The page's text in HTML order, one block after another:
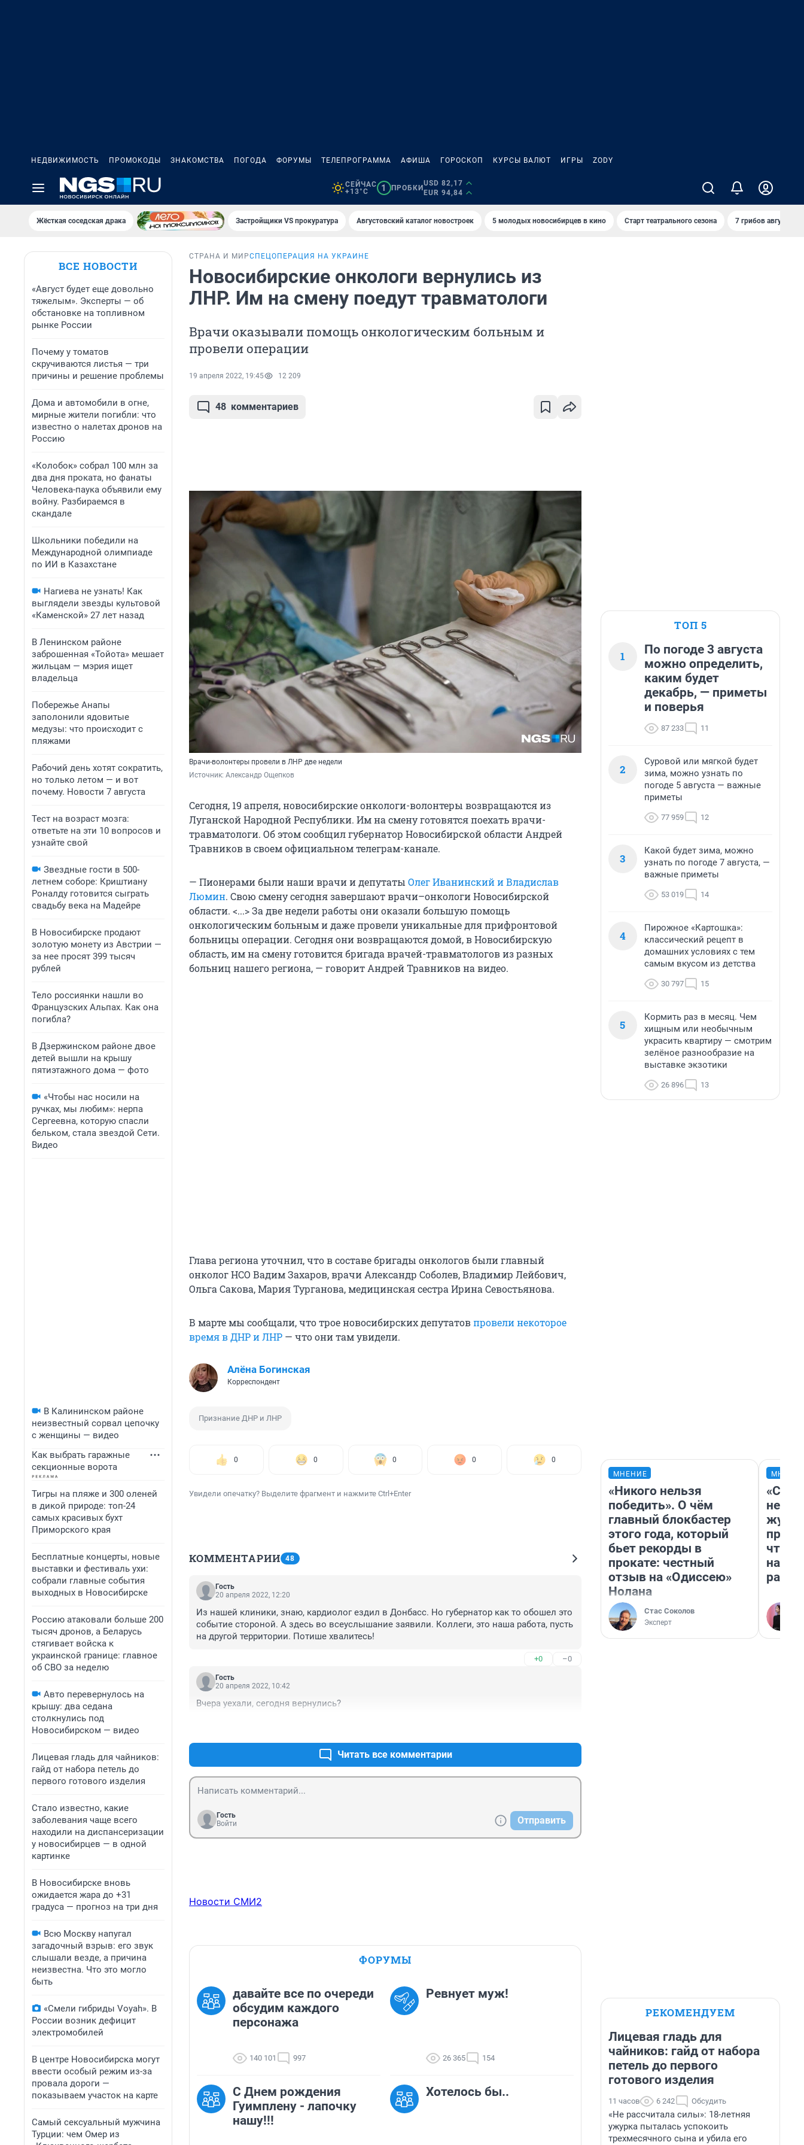
НЕДВИЖИМОСТЬ ПРОМОКОДЫ ЗНАКОМСТВА ПОГОДА ФОРУМЫ ТЕЛЕПРОГРАММА АФИША ГОРОСКОП КУРСЫ ВАЛЮТ ИГРЫ ZODY
СЕЙЧАС
+13°C
1 ПРОБКИ
USD 82,17
EUR 94,84
Жёсткая соседская драка Застройщики VS прокуратура Августовский каталог новостроек 5 молодых новосибирцев в кино Старт театрального сезона 7 грибов августа
ВСЕ НОВОСТИ
«Август будет еще довольно
тяжелым». Эксперты — об
обстановке на топливном
рынке России
Почему у томатов
скручиваются листья — три
причины и решение проблемы
Дома и автомобили в огне,
мирные жители погибли: что
известно о налетах дронов на
Россию
«Колобок» собрал 100 млн за
два дня проката, но фанаты
Человека-паука объявили ему
войну. Разбираемся в
скандале
Школьники победили на
Международной олимпиаде
по ИИ в Казахстане
Нагиева не узнать! Как
выглядели звезды культовой
«Каменской» 27 лет назад
В Ленинском районе
заброшенная «Тойота» мешает
жильцам — мэрия ищет
владельца
Побережье Анапы
заполонили ядовитые
медузы: что происходит с
пляжами
Рабочий день хотят сократить,
но только летом — и вот
почему. Новости 7 августа
Тест на возраст мозга:
ответьте на эти 10 вопросов и
узнайте свой
Звездные гости в 500-
летнем соборе: Криштиану
Роналду готовится сыграть
свадьбу века на Мадейре
В Новосибирске продают
золотую монету из Австрии —
за нее просят 399 тысяч
рублей
Тело россиянки нашли во
Французских Альпах. Как она
погибла?
В Дзержинском районе двое
детей вышли на крышу
пятиэтажного дома — фото
«Чтобы нас носили на
ручках, мы любим»: нерпа
Сергеевна, которую спасли
бельком, стала звездой Сети.
Видео
В Калининском районе
неизвестный сорвал цепочку
с женщины — видео
Как выбрать гаражные
секционные ворота
Тигры на пляже и 300 оленей
в дикой природе: топ-24
самых красивых бухт
Приморского края
Бесплатные концерты, новые
выставки и фестиваль ухи:
собрали главные события
выходных в Новосибирске
Россию атаковали больше 200
тысяч дронов, а Беларусь
стягивает войска к
украинской границе: главное
об СВО за неделю
Авто перевернулось на
крышу: два седана
столкнулись под
Новосибирском — видео
Лицевая гладь для чайников:
гайд от набора петель до
первого готового изделия
Стало известно, какие
заболевания чаще всего
находили на диспансеризации
у новосибирцев — в одной
картинке
В Новосибирске вновь
ожидается жара до +31
градуса — прогноз на три дня
Всю Москву напугал
загадочный взрыв: его звук
слышали везде, а причина
неизвестна. Что это могло
быть
«Смели гибриды Voyah». В
России возник дефицит
электромобилей
В центре Новосибирска могут
ввести особый режим из-за
провала дороги —
показываем участок на карте
Самый сексуальный мужчина
Турции: чем Омер из
СТРАНА И МИРСПЕЦОПЕРАЦИЯ НА УКРАИНЕ
Новосибирские онкологи вернулись из
ЛНР. Им на смену поедут травматологи
Врачи оказывали помощь онкологическим больным и
провели операции
19 апреля 2022, 19:45 12 209
48 комментариев
Врачи-волонтеры провели в ЛНР две недели
Источник: Александр Ощепков
Сегодня, 19 апреля, новосибирские онкологи-волонтеры возвращаются из
Луганской Народной Республики. Им на смену готовятся поехать врачи-
травматологи. Об этом сообщил губернатор Новосибирской области Андрей
Травников в своем официальном телеграм-канале.
— Пионерами были наши врачи и депутаты Олег Иванинский и Владислав
Люмин. Свою смену сегодня завершают врачи–онкологи Новосибирской
области. <...> За две недели работы они оказали большую помощь
онкологическим больным и даже провели уникальные для прифронтовой
больницы операции. Сегодня они возвращаются домой, в Новосибирскую
область, им на смену готовится бригада врачей-травматологов из разных
больниц нашего региона, — говорит Андрей Травников на видео.
Глава региона уточнил, что в составе бригады онкологов были главный
онколог НСО Вадим Захаров, врачи Александр Соболев, Владимир Лейбович,
Ольга Сакова, Мария Турганова, медицинская сестра Ирина Севостьянова.
В марте мы сообщали, что трое новосибирских депутатовпровели некоторое
время в ДНР и ЛНР — что они там увидели.
Алёна Богинская
Корреспондент
Признание ДНР и ЛНР
0 0 0 0 0
Увидели опечатку? Выделите фрагмент и нажмите Ctrl+Enter
КОММЕНТАРИИ 48
Гость
20 апреля 2022, 12:20
Из нашей клиники, знаю, кардиолог ездил в Донбасс. Но губернатор как то обошел это
событие стороной. А здесь во всеуслышание заявили. Коллеги, это наша работа, пусть
на другой территории. Потише хвалитесь!
+0 –0
Гость
20 апреля 2022, 10:42
Вчера уехали, сегодня вернулись?
Читать все комментарии
Гость
Войти
Отправить
Новости СМИ2
ФОРУМЫ
давайте все по очереди
обсудим каждого
персонажа
140 101 997
Ревнует муж!
26 365 154
С Днем рождения
Гуимплену - лапочку
нашу!!!
Хотелось бы..
ТОП 5
1
По погоде 3 августа
можно определить,
каким будет
декабрь, — приметы
и поверья
87 233 11
2
Суровой или мягкой будет
зима, можно узнать по
погоде 5 августа — важные
приметы
77 959 12
3
Какой будет зима, можно
узнать по погоде 7 августа, —
важные приметы
53 019 14
4
Пирожное «Картошка»:
классический рецепт в
домашних условиях с тем
самым вкусом из детства
30 797 15
5
Кормить раз в месяц. Чем
хищным или необычным
украсить квартиру — смотрим
зелёное разнообразие на
выставке экзотики
26 896 13
МНЕНИЕ
«Никого нельзя
победить». О чём
главный блокбастер
этого года, который
бьет рекорды в
прокате: честный
отзыв на «Одиссею»
Нолана
Стас Соколов
Эксперт
на
ради
РЕКОМЕНДУЕМ
Лицевая гладь для
чайников: гайд от набора
петель до первого
готового изделия
11 часов 6 242 Обсудить
«Не рассчитала силы»: 18-летняя
ужурка пыталась успокоить
трехмесячного сына и убила его